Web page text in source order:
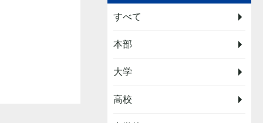
すべて
本部
大学
高校